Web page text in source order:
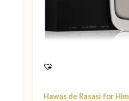
Hawas de Rasasi for Him